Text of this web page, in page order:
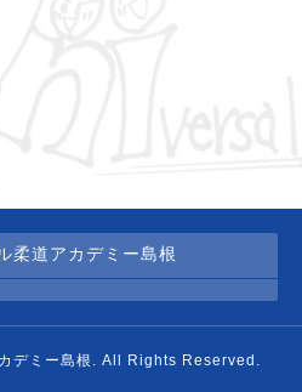
柔道アカデミー島根
デミー島根 . All Rights Reserved.